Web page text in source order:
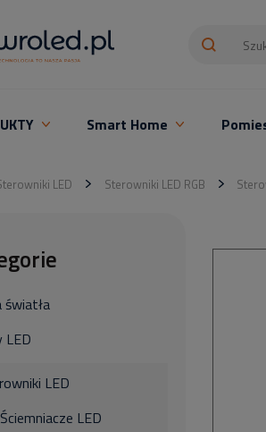
Smart Home
LED Sterowniki LED RGB
światła
LED
LED
Ściemniacze LED